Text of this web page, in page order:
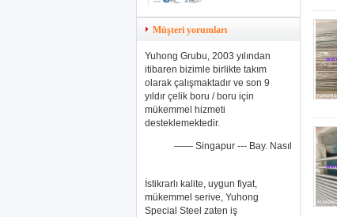
Müşteri yorumları
Yuhong Grubu, 2003 yılından
itibaren bizimle birlikte takım
olarak çalışmaktadır ve son 9
yıldır çelik boru / boru için
mükemmel hizmeti
desteklemektedir.
—— Singapur --- Bay. Nasıl
İstikrarlı kalite, uygun fiyat,
mükemmel serive, Yuhong
Special Steel zaten iş